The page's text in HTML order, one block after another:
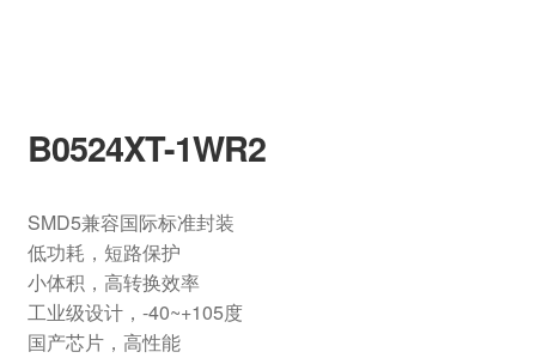
B0524XT-1WR2
SMD5兼容国际标准封装
低功耗，短路保护
小体积，高转换效率
工业级设计，-40~+105度
国产芯片，高性能